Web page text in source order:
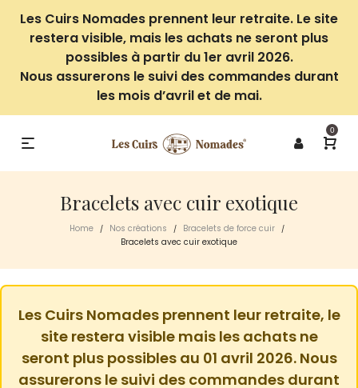
Les Cuirs Nomades prennent leur retraite. Le site
restera visible, mais les achats ne seront plus
possibles à partir du 1er avril 2026.
Nous assurerons le suivi des commandes durant
les mois d’avril et de mai.
0
Bracelets avec cuir exotique
Home / Nos créations / Bracelets de force cuir /
Bracelets avec cuir exotique
Les Cuirs Nomades prennent leur retraite, le
site restera visible mais les achats ne
seront plus possibles au 01 avril 2026. Nous
assurerons le suivi des commandes durant